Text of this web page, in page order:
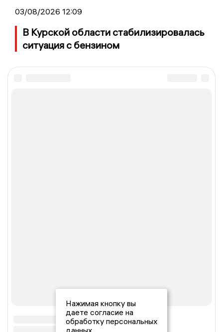
03/08/2026 12:09
В Курской области стабилизировалась
ситуация с бензином
Нажимая кнопку вы
даете согласие на
обработку персональных
данных